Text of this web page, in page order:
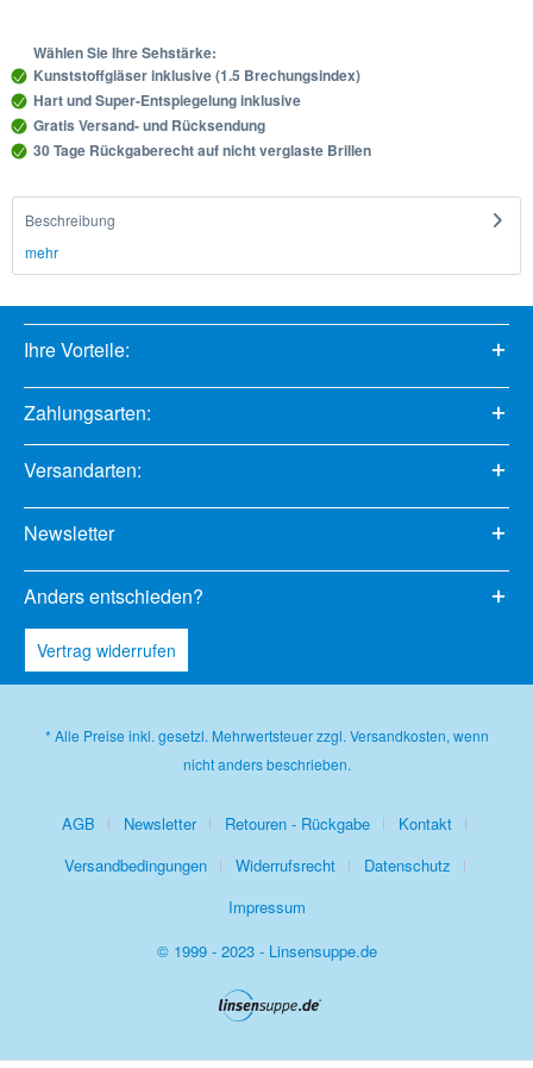
Wählen Sie Ihre Sehstärke:
Kunststoffgläser inklusive (1.5 Brechungsindex)
Hart und Super-Entspiegelung inklusive
Gratis Versand- und Rücksendung
30 Tage Rückgaberecht auf nicht verglaste Brillen
Beschreibung
mehr
Ihre Vorteile:
Zahlungsarten:
Versandarten:
Newsletter
Anders entschieden?
Vertrag widerrufen
* Alle Preise inkl. gesetzl. Mehrwertsteuer zzgl. Versandkosten, wenn
nicht anders beschrieben.
AGB Newsletter Retouren - Rückgabe
Kontakt
Versandbedingungen
Widerrufsrecht
Datenschutz
Impressum
© 1999 - 2023 - Linsensuppe.de